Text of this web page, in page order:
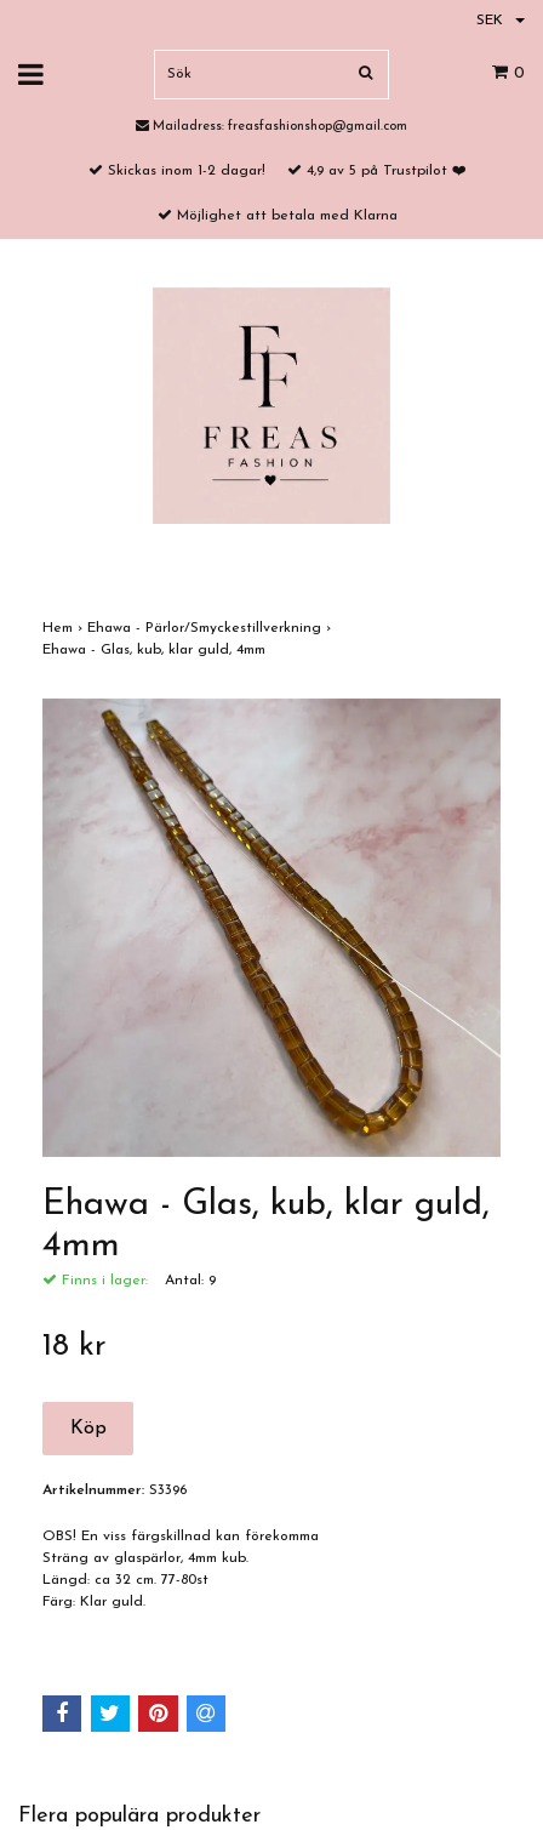
SEK
0
Mailadress: freasfashionshop@gmail.com
Skickas inom 1-2 dagar! 4,9 av 5 på Trustpilot ❤️
Möjlighet att betala med Klarna
Hem › Ehawa - Pärlor/Smyckestillverkning ›
Ehawa - Glas, kub, klar guld, 4mm
Ehawa - Glas, kub, klar guld,
4mm
Finns i lager: Antal: 9
18 kr
Artikelnummer: S3396
OBS! En viss färgskillnad kan förekomma
Sträng av glaspärlor, 4mm kub.
Längd: ca 32 cm. 77-80st
Färg: Klar guld.
Flera populära produkter